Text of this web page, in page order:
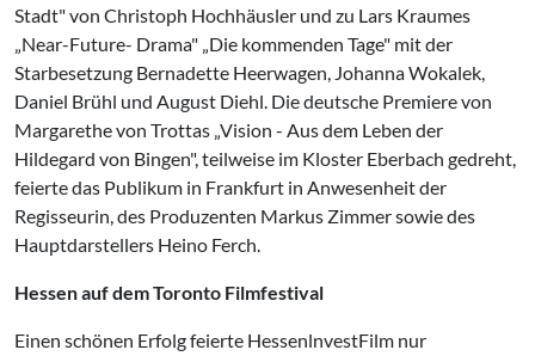
Stadt" von Christoph Hochhäusler und zu Lars Kraumes
„Near-Future- Drama" „Die kommenden Tage" mit der
Starbesetzung Bernadette Heerwagen, Johanna Wokalek,
Daniel Brühl und August Diehl. Die deutsche Premiere von
Margarethe von Trottas „Vision - Aus dem Leben der
Hildegard von Bingen", teilweise im Kloster Eberbach gedreht,
feierte das Publikum in Frankfurt in Anwesenheit der
Regisseurin, des Produzenten Markus Zimmer sowie des
Hauptdarstellers Heino Ferch.
Hessen auf dem Toronto Filmfestival
Einen schönen Erfolg feierte HessenlnvestFilm nur